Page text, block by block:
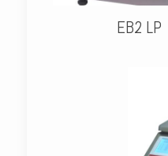
EB2 LP